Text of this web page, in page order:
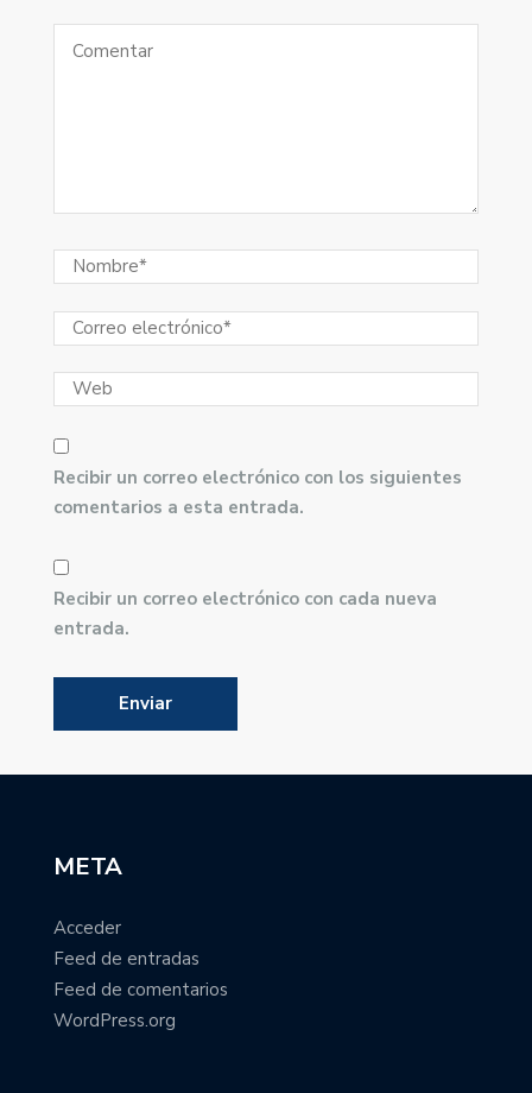
Recibir un correo electrónico con los siguientes
comentarios a esta entrada.
Recibir un correo electrónico con cada nueva
entrada.
META
Acceder
Feed de entradas
Feed de comentarios
WordPress.org